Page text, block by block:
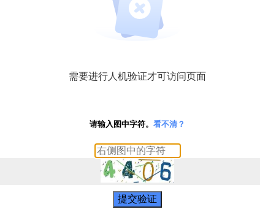
需要进行人机验证才可访问页面
请输入图中字符。 看不清？
提交验证